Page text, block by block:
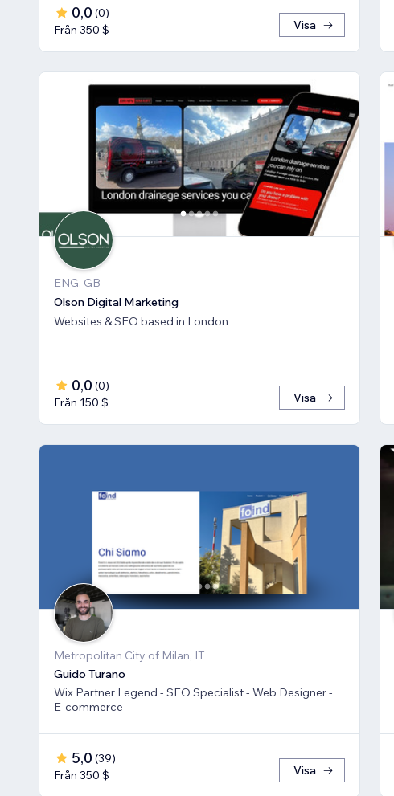
0,0 (0)
Från 350 $
Visa
ENG, GB
Olson Digital Marketing
Websites & SEO based in London
0,0 (0)
Från 150 $
Visa
Metropolitan City of Milan, IT
Guido Turano
Wix Partner Legend - SEO Specialist - Web Designer -
E-commerce
5,0 (39)
Från 350 $
Visa